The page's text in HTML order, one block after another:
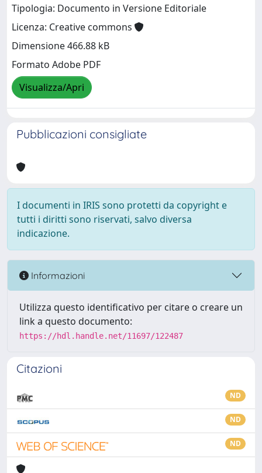
Tipologia: Documento in Versione Editoriale
Licenza: Creative commons
Dimensione 466.88 kB
Formato Adobe PDF
Visualizza/Apri
Pubblicazioni consigliate
I documenti in IRIS sono protetti da copyright e
tutti i diritti sono riservati, salvo diversa
indicazione.
Informazioni
Utilizza questo identificativo per citare o creare un
link a questo documento:
https://hdl.handle.net/11697/122487
Citazioni
ND
ND
ND